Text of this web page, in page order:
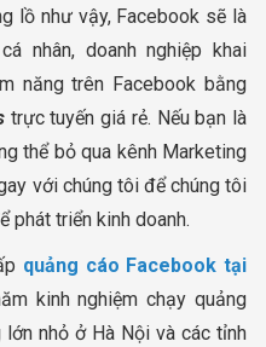
lồ như vậy, Facebook sẽ là
nhân, doanh nghiệp khai
năng trên Facebook bằng
trực tuyến giá rẻ. Nếu bạn là
thể bỏ qua kênh Marketing
với chúng tôi để chúng tôi
phát triển kinh doanh.
quảng cáo Facebook tại
kinh nghiệm chạy quảng
lớn nhỏ ở Hà Nội và các tỉnh